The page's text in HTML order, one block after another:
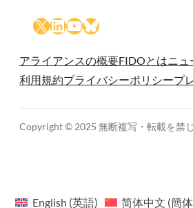
X LinkedIn
YouTube
Bluesky
アライアンスの概要FIDOとは ニ
利用規約プライバシーポリシープ
Copyright © 2025 無断複写・転載を禁
English (英語) 简体中文 (簡